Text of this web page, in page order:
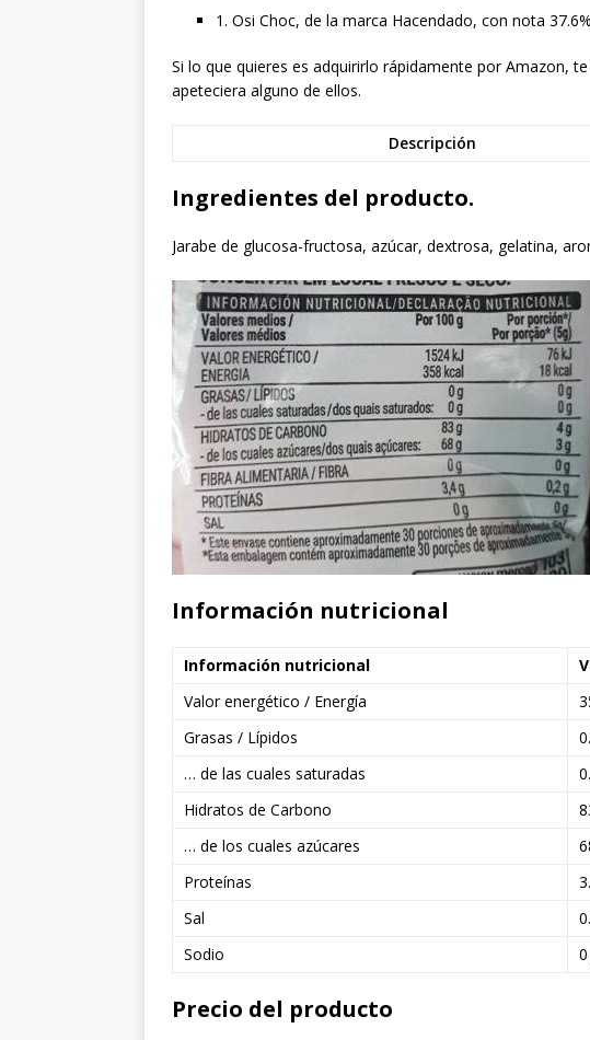
1. Osi Choc, de la marca Hacendado, con nota
Si lo que quieres es adquirirlo rápidamente por Amazon,
apeteciera alguno de ellos.
Descripción
Ingredientes del producto.
Jarabe de glucosa-fructosa, azúcar, dextrosa, gelatina,
Información nutricional
Información nutricional
Valor energético / Energía
Grasas / Lípidos
… de las cuales saturadas
Hidratos de Carbono
… de los cuales azúcares
Proteínas
Sal
Sodio
Precio del producto